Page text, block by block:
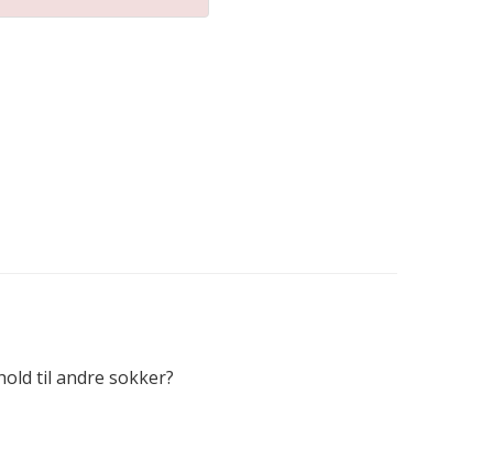
til andre sokker?